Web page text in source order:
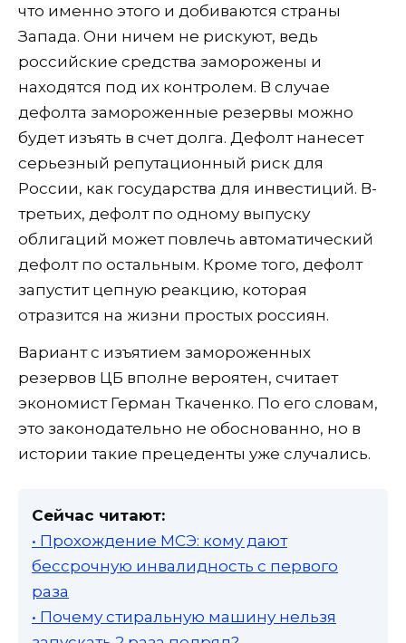
что именно этого и добиваются страны
Запада. Они ничем не рискуют, ведь
российские средства заморожены и
находятся под их контролем. В случае
дефолта замороженные резервы можно
будет изъять в счет долга. Дефолт нанесет
серьезный репутационный риск для
России, как государства для инвестиций. В-
третьих, дефолт по одному выпуску
облигаций может повлечь автоматический
дефолт по остальным. Кроме того, дефолт
запустит цепную реакцию, которая
отразится на жизни простых россиян.
Вариант с изъятием замороженных
резервов ЦБ вполне вероятен, считает
экономист Герман Ткаченко. По его словам,
это законодательно не обоснованно, но в
истории такие прецеденты уже случались.
Сейчас читают:
• Прохождение МСЭ: кому дают
бессрочную инвалидность с первого
раза
• Почему стиральную машину нельзя